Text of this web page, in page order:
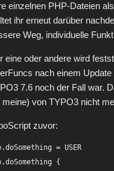
einzelnen PHP-Dateien
ihr erneut darüber
Weg, individuelle
eine oder andere wird
nach einem
7.6 noch der Fall war.
meine) von TYPO3 nicht
zuvor:
{